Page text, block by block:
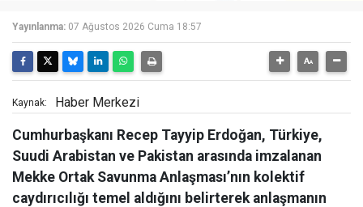
Yayınlanma: 07 Ağustos 2026 Cuma 18:57
Kaynak: Haber Merkezi
Cumhurbaşkanı Recep Tayyip Erdoğan, Türkiye,
Suudi Arabistan ve Pakistan arasında imzalanan
Mekke Ortak Savunma Anlaşması’nın kolektif
caydırıcılığı temel aldığını belirterek anlaşmanın